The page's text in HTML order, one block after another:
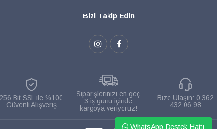
Bizi Takip Edin
256 Bit SSL ile %100
Güvenli Alışveriş
Siparişlerinizi en geç
3 iş günü içinde
kargoya veriyoruz!
Bize Ulaşın: 0 362
432 06 98
WHATSAPP
WhatsApp Destek Hattı